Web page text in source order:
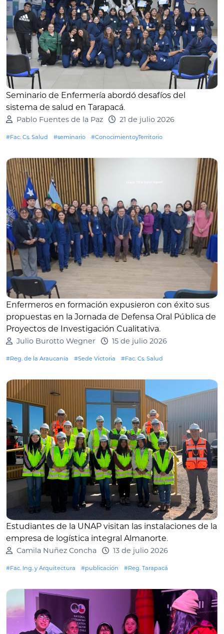
Seminario de Enfermería abordó desafíos del
sistema de salud en Tarapacá.
Pablo Fuentes de la Paz 21 de julio 2026
#Fac. Cs. Salud #seminario #ConocimientoyTerritorio
Enfermeros en formación expusieron con éxito sus
propuestas en la Jornada de Defensa Oral Pública de
Proyectos de Investigación Cualitativa.
Julio Burotto Wegner 15 de julio 2026
#Reg. de la Araucanía #Sede Victoria #Fac. Cs. Salud
Estudiantes de la UNAP visitan las instalaciones de la
empresa de logística integral Almanorte.
Camila Nuñez Concha 13 de julio 2026
#Fac. Ing. y Arquitectura #publicación #Reg. Tarapacá